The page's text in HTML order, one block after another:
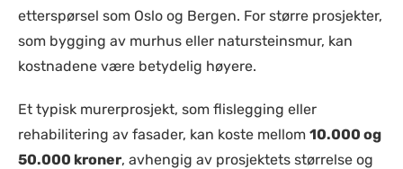
etterspørsel som Oslo og Bergen. For større prosjekter,
som bygging av murhus eller natursteinsmur, kan
kostnadene være betydelig høyere.
Et typisk murerprosjekt, som flislegging eller
rehabilitering av fasader, kan koste mellom 10.000 og
50.000 kroner, avhengig av prosjektets størrelse og